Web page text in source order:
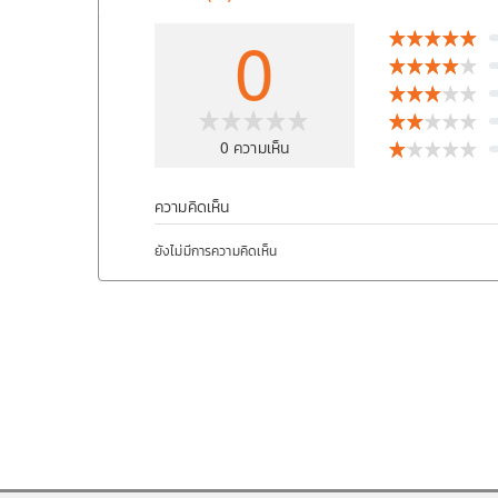
0
0 ความเห็น
ความคิดเห็น
ยังไม่มีการความคิดเห็น